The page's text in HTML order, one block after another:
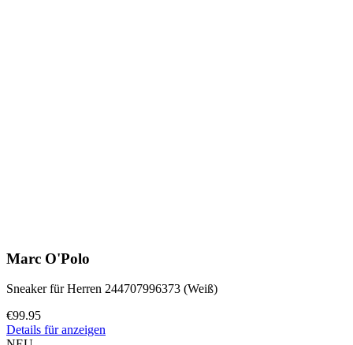
Marc O'Polo
Sneaker für Herren 244707996373 (Weiß)
€99.95
Details für anzeigen